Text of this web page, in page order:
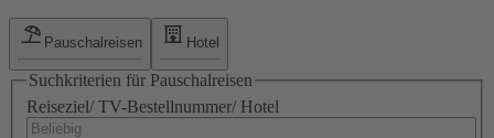
Pauschalreisen Hotel
Suchkriterien für Pauschalreisen
Reiseziel/ TV-Bestellnummer/ Hotel